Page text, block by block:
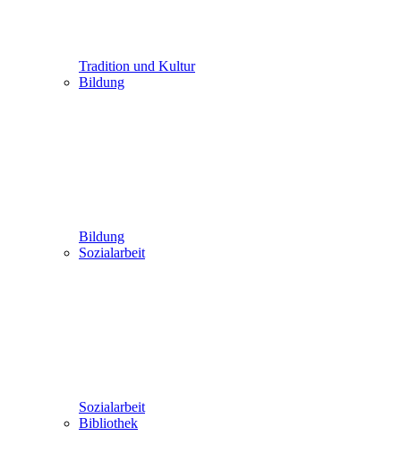
Tradition und Kultur
Bildung
Bildung
Sozialarbeit
Sozialarbeit
Bibliothek